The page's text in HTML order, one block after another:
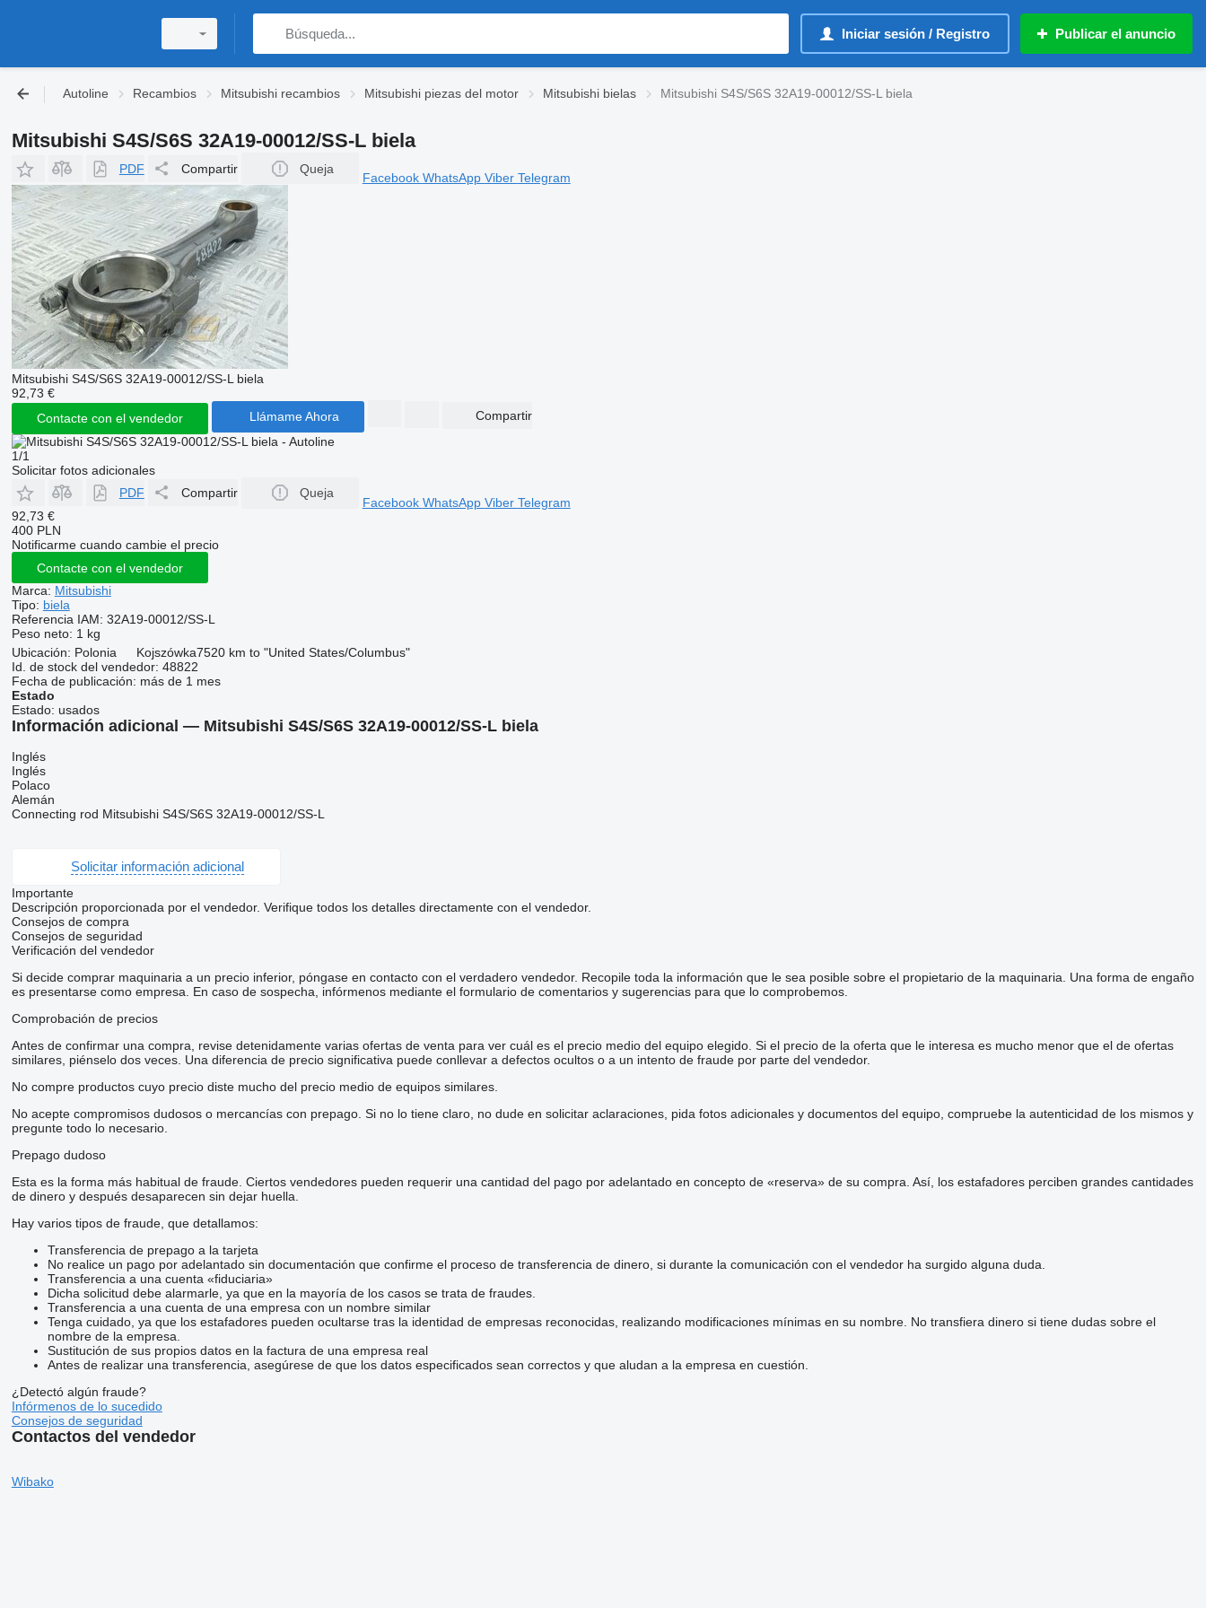
Iniciar sesión / Registro Publicar el anuncio
Autoline Recambios Mitsubishi recambios Mitsubishi piezas del motor Mitsubishi bielas Mitsubishi S4S/S6S 32A19-00012/SS-L biela
Mitsubishi S4S/S6S 32A19-00012/SS-L biela
PDF Compartir Queja
Facebook WhatsApp Viber Telegram
Mitsubishi S4S/S6S 32A19-00012/SS-L biela
92,73 €
Contacte con el vendedor
Llámame Ahora Compartir
1/1
Solicitar fotos adicionales
PDF
Compartir Queja
Facebook WhatsApp Viber Telegram
92,73 €
400 PLN
Notificarme cuando cambie el precio
Contacte con el vendedor
Marca: Mitsubishi
Tipo: biela
Referencia IAM: 32A19-00012/SS-L
Peso neto: 1 kg
Ubicación: Polonia Kojszówka7520 km to "United States/Columbus"
Id. de stock del vendedor: 48822
Fecha de publicación: más de 1 mes
Estado
Estado: usados
Información adicional — Mitsubishi S4S/S6S 32A19-00012/SS-L biela
Inglés
Inglés
Polaco
Alemán
Connecting rod Mitsubishi S4S/S6S 32A19-00012/SS-L
Solicitar información adicional
Importante
Descripción proporcionada por el vendedor. Verifique todos los detalles directamente con el vendedor.
Consejos de compra
Consejos de seguridad
Verificación del vendedor
Si decide comprar maquinaria a un precio inferior, póngase en contacto con el verdadero vendedor. Recopile toda la información que le sea posible sobre el propietario de la maquinaria. Una forma de engaño
es presentarse como empresa. En caso de sospecha, infórmenos mediante el formulario de comentarios y sugerencias para que lo comprobemos.
Comprobación de precios
Antes de confirmar una compra, revise detenidamente varias ofertas de venta para ver cuál es el precio medio del equipo elegido. Si el precio de la oferta que le interesa es mucho menor que el de ofertas
similares, piénselo dos veces. Una diferencia de precio significativa puede conllevar a defectos ocultos o a un intento de fraude por parte del vendedor.
No compre productos cuyo precio diste mucho del precio medio de equipos similares.
No acepte compromisos dudosos o mercancías con prepago. Si no lo tiene claro, no dude en solicitar aclaraciones, pida fotos adicionales y documentos del equipo, compruebe la autenticidad de los mismos y
pregunte todo lo necesario.
Prepago dudoso
Esta es la forma más habitual de fraude. Ciertos vendedores pueden requerir una cantidad del pago por adelantado en concepto de «reserva» de su compra. Así, los estafadores perciben grandes cantidades
de dinero y después desaparecen sin dejar huella.
Hay varios tipos de fraude, que detallamos:
Transferencia de prepago a la tarjeta
No realice un pago por adelantado sin documentación que confirme el proceso de transferencia de dinero, si durante la comunicación con el vendedor ha surgido alguna duda.
Transferencia a una cuenta «fiduciaria»
Dicha solicitud debe alarmarle, ya que en la mayoría de los casos se trata de fraudes.
Transferencia a una cuenta de una empresa con un nombre similar
Tenga cuidado, ya que los estafadores pueden ocultarse tras la identidad de empresas reconocidas, realizando modificaciones mínimas en su nombre. No transfiera dinero si tiene dudas sobre el
nombre de la empresa.
Sustitución de sus propios datos en la factura de una empresa real
Antes de realizar una transferencia, asegúrese de que los datos especificados sean correctos y que aludan a la empresa en cuestión.
¿Detectó algún fraude?
Infórmenos de lo sucedido
Consejos de seguridad
Contactos del vendedor
Wibako